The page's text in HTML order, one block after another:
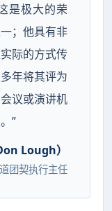
是极大的荣
；他具有非
际的方式传
年将其评为
议或演讲机
”
Lough）
团契执行主任